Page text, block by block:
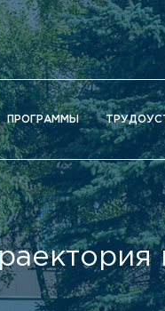
ПРОГРАММЫ
организации